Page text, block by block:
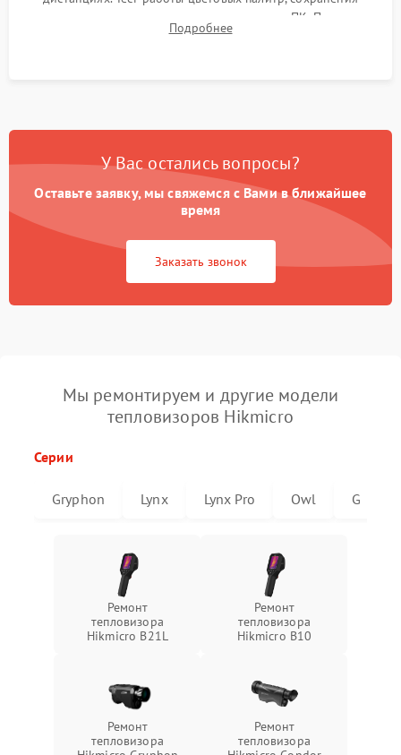
термограмм в память и передачи данных на ПК. Проверка
автономности работы и итоговый контроль качества.
Подробнее
У Вас остались вопросы?
Оставьте заявку, мы свяжемся с Вами в ближайшее
время
Заказать звонок
Мы ремонтируем и другие модели
тепловизоров Hikmicro
Серии
Gryphon Lynx Lynx Pro Owl G
Ремонт
тепловизора
Hikmicro B21L
Ремонт
тепловизора
Hikmicro B10
Ремонт
тепловизора
Ремонт
тепловизора